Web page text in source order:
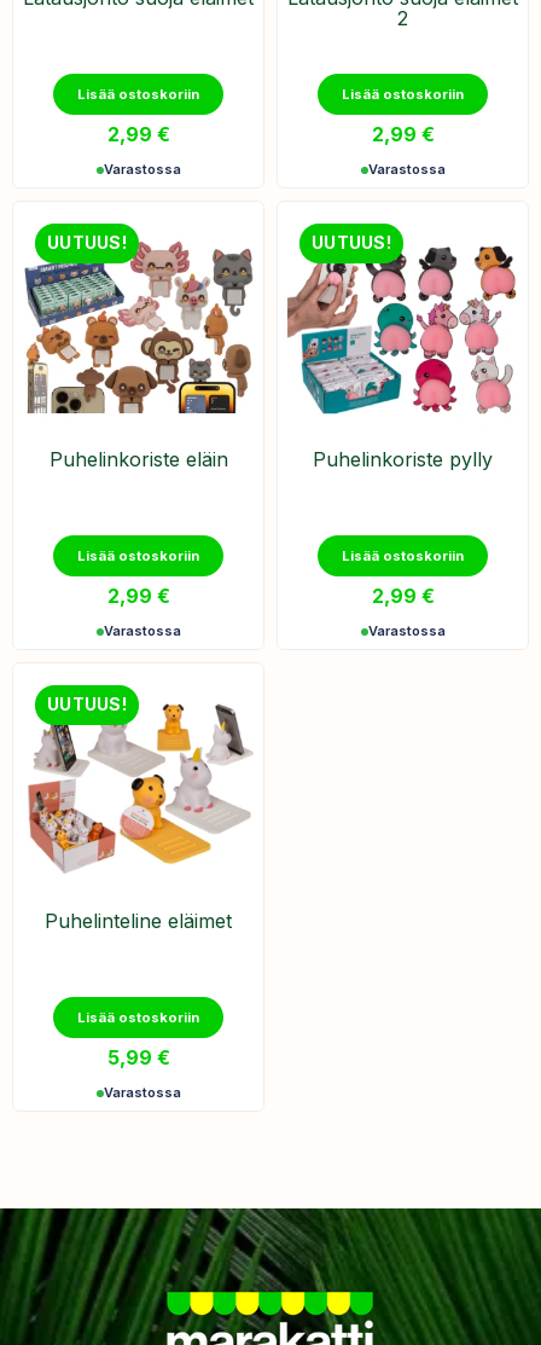
Lisää ostoskoriin
2,99 €
Varastossa
2
Lisää ostoskoriin
2,99 €
Varastossa
UUTUUS!
Puhelinkoriste eläin
Lisää ostoskoriin
2,99 €
Varastossa
UUTUUS!
Puhelinkoriste pylly
Lisää ostoskoriin
2,99 €
Varastossa
UUTUUS!
Puhelinteline eläimet
Lisää ostoskoriin
5,99 €
Varastossa